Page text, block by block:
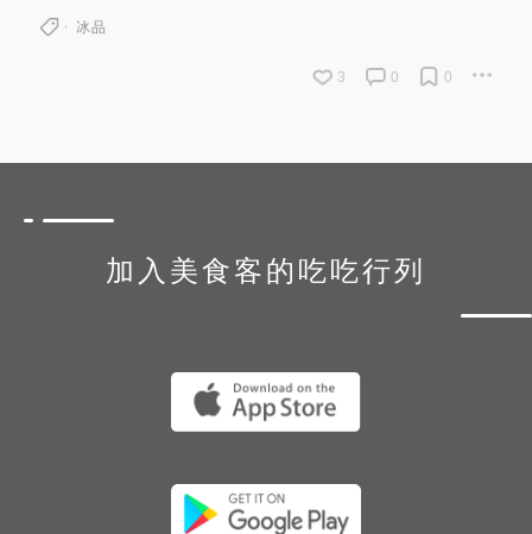
冰品
3 0 0
加入美食客的吃吃行列